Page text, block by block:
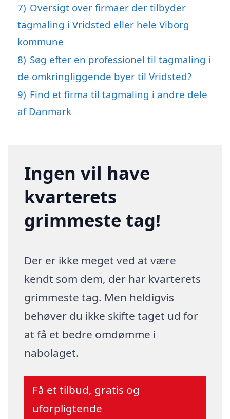
7) Oversigt over firmaer der tilbyder
tagmaling i Vridsted eller hele Viborg
kommune
8) Søg efter en professionel til tagmaling i
de omkringliggende byer til Vridsted?
9) Find et firma til tagmaling i andre dele
af Danmark
Ingen vil have
kvarterets
grimmeste tag!
Der er ikke meget ved at være
kendt som dem, der har kvarterets
grimmeste tag. Men heldigvis
behøver du ikke skifte taget ud for
at få et bedre omdømme i
nabolaget.
Få et tilbud, gratis og
uforpligtende